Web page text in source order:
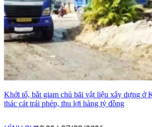
Khởi tố, bắt giam chủ bãi vật liệu xây dựng ở
thác cát trái phép, thu lợi hàng tỷ đồng